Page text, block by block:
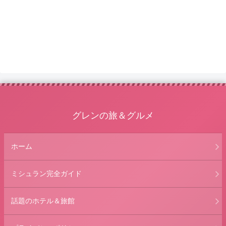
グレンの旅＆グルメ
ホーム
ミシュラン完全ガイド
話題のホテル＆旅館